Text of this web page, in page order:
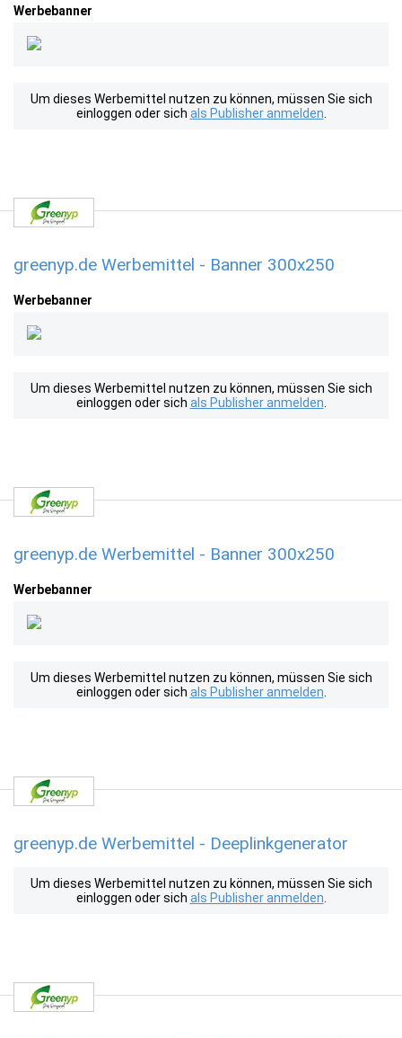
Werbebanner
Um dieses Werbemittel nutzen zu können, müssen Sie sich
einloggen oder sich als Publisher anmelden
greenyp.de Werbemittel - Banner 300x250
Werbebanner
Um dieses Werbemittel nutzen zu können, müssen Sie sich
einloggen oder sich als Publisher anmelden
greenyp.de Werbemittel - Banner 300x250
Werbebanner
Um dieses Werbemittel nutzen zu können, müssen Sie sich
einloggen oder sich als Publisher anmelden
greenyp.de Werbemittel - Deeplinkgenerator
Um dieses Werbemittel nutzen zu können, müssen Sie sich
einloggen oder sich als Publisher anmelden